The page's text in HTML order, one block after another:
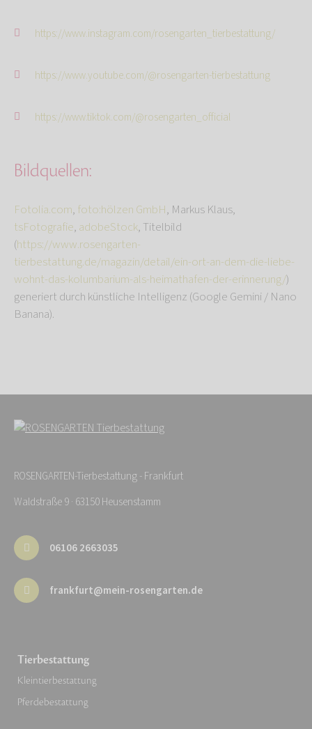
https://www.instagram.com/rosengarten_tierbestattung/
https://www.youtube.com/@rosengarten-tierbestattung
https://www.tiktok.com/@rosengarten_official
Bildquellen:
Fotolia.com, foto:hölzen GmbH, Markus Klaus,
tsFotografie, adobeStock, Titelbild
(https://www.rosengarten-
tierbestattung.de/magazin/detail/ein-ort-an-dem-die-liebe-
wohnt-das-kolumbarium-als-heimathafen-der-erinnerung/)
generiert durch künstliche Intelligenz (Google Gemini / Nano
Banana).
ROSENGARTEN-Tierbestattung - Frankfurt
Waldstraße 9 · 63150 Heusenstamm
06106 2663035
frankfurt@mein-rosengarten.de
Tierbestattung
Kleintierbestattung
Pferdebestattung